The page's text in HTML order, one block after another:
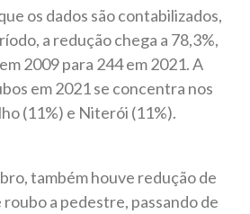
os dados são contabilizados,
a redução chega a 78,3%,
2009 para 244 em 2021. A
em 2021 se concentra nos
(11%) e Niterói (11%).
também houve redução de
roubo a pedestre, passando de